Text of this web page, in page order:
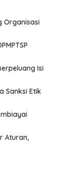
Organisasi
Isi
Sanksi Etik
Aturan,